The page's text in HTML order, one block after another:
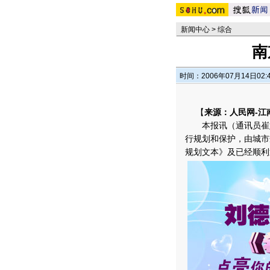
新闻中心 > 综合
时间：2006年07月14日
【来源：人民网-江
本报讯（通讯员崔
行规划和保护，由城
规划文本》及已经顺